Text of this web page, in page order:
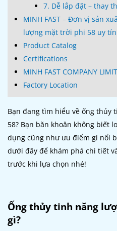
7. Dễ lắp đặt – thay
MINH FAST – Đơn vị sản
lượng mặt trời phi 58 uy tín
Product Catalog
Certifications
MINH FAST COMPANY
Factory Location
Bạn đang tìm hiểu về ống
58? Bạn băn khoăn không biết
dụng cũng như ưu điểm gì nổi
dưới đây để khám phá chi tiết
trước khi lựa chọn nhé!
Ống thủy tinh năng
gì?